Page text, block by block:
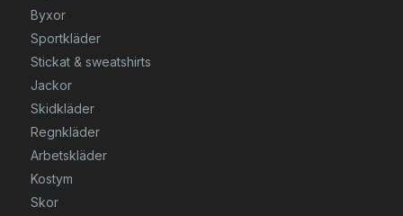
Byxor
Sportkläder
Stickat & sweatshirts
Jackor
Skidkläder
Regnkläder
Arbetskläder
Kostym
Skor